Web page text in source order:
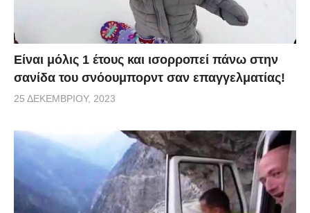
Είναι μόλις 1 έτους και ισορροπεί πάνω στην
σανίδα του σνόουμπορντ σαν επαγγελματίας!
25 ΔΕΚΕΜΒΡΊΟΥ, 2023